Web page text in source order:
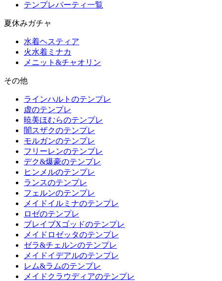
テンプレパーティ一覧
夏休みガチャ
水着ヘスティア
火水着ミナカ
メニット&チャオリン
その他
ラインハルトのテンプレ
虚のテンプレ
暁美ほむらのテンプレ
闇スザクのテンプレ
モルガンのテンプレ
フリーレンのテンプレ
デク&爆豪のテンプレ
ヒンメルのテンプレ
ランスのテンプレ
フェルンのテンプレ
メイドイルミナのテンプレ
ロゼのテンプレ
ブレイブXゴッドのテンプレ
メイドロゼッタのテンプレ
ゼラ&チェルンのテンプレ
メイドイデアルのテンプレ
レム&ラムのテンプレ
メイドクラウディアのテンプレ